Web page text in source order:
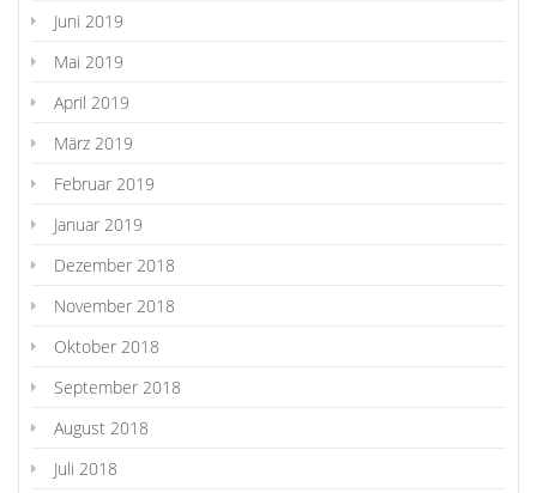
Juni 2019
Mai 2019
April 2019
März 2019
Februar 2019
Januar 2019
Dezember 2018
November 2018
Oktober 2018
September 2018
August 2018
Juli 2018